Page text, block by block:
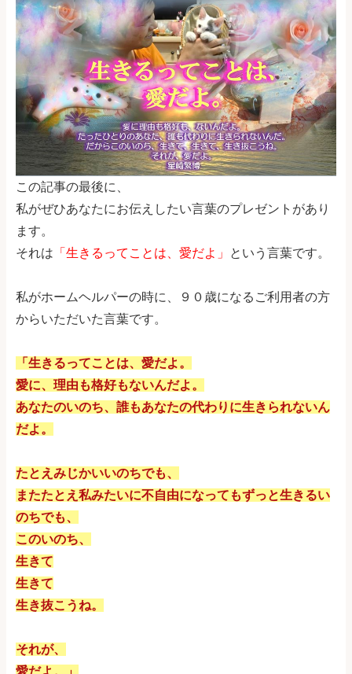
この記事の最後に、
私がぜひあなたにお伝えしたい言葉のプレゼントがあり
ます。
それは 「生きるってことは、愛だよ」 という言葉です。
私がホームヘルパーの時に、９０歳になるご利用者の方
からいただいた言葉です。
「生きるってことは、愛だよ。
愛に、理由も格好もないんだよ。
あなたのいのち、誰もあなたの代わりに生きられないん
だよ。
たとえみじかいいのちでも、
またたとえ私みたいに不自由になってもずっと生きるい
のちでも、
このいのち、
生きて
生きて
生き抜こうね。
それが、